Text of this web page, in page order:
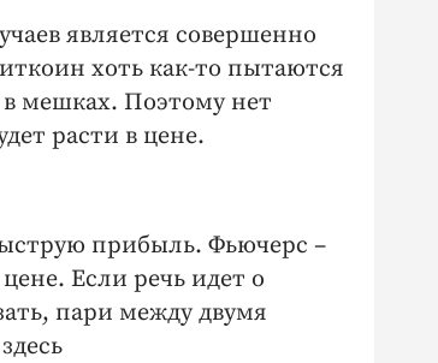
является совершенно
хоть как-то пытаются
мешках. Поэтому нет
расти в цене.
прибыль. Фьючерс –
Если речь идет о
пари между двумя